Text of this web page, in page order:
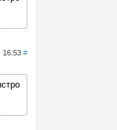
16:53 #